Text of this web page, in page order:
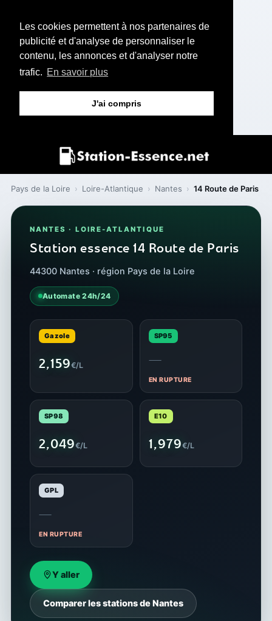
Les cookies permettent à nos partenaires de
publicité et d'analyse de personnaliser le
contenu, les annonces et d'analyser notre
trafic. En savoir plus
J'ai compris
Pays de la Loire › Loire-Atlantique › Nantes › 14 Route de Paris
NANTES · LOIRE-ATLANTIQUE
Station essence 14 Route de Paris
44300 Nantes · région Pays de la Loire
Automate 24h/24
Gazole
2,159€/L
SP95
—
EN RUPTURE
SP98
2,049€/L
E10
1,979€/L
GPL
—
EN RUPTURE
Y aller
Comparer les stations de Nantes